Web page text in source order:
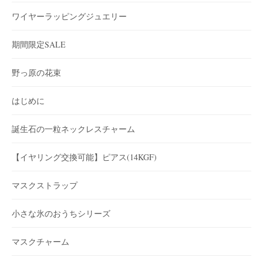
ワイヤーラッピングジュエリー
期間限定SALE
野っ原の花束
はじめに
誕生石の一粒ネックレスチャーム
【イヤリング交換可能】ピアス(14KGF)
マスクストラップ
小さな氷のおうちシリーズ
マスクチャーム